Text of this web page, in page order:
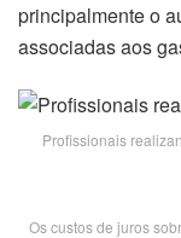
principalmente o
associadas aos
Profissionais
Os custos de juros